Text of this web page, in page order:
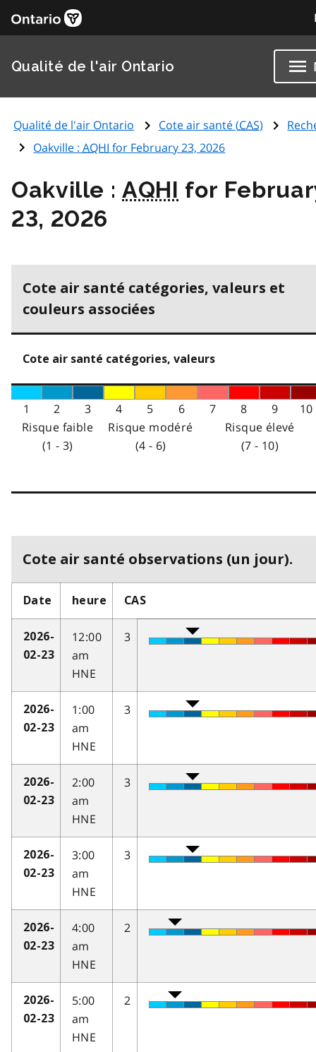
Qualité de l'air Ontario
Qualité de l'air Ontario Cote air santé (CAS)
Oakville :AQHI for February 23, 2026
Oakville :AQHI for
23, 2026
Cote air santé catégories, valeurs et
couleurs associées
Cote air santé catégories, valeurs
1 2 3 4 5 6 7 8 9
10
Risque faible
(1 - 3)
Risque modéré
(4 - 6)
Risque élevé
(7 - 10)
Cote air santé observations (un jour).
Date heure CAS
2026-
02-23
12:00
am
HNE
3
2026-
02-23
1:00
am
HNE
3
2026-
02-23
2:00
am
HNE
3
2026-
02-23
3:00
am
HNE
3
2026-
02-23
4:00
am
HNE
2
2026-
02-23
5:00
am
HNE
2